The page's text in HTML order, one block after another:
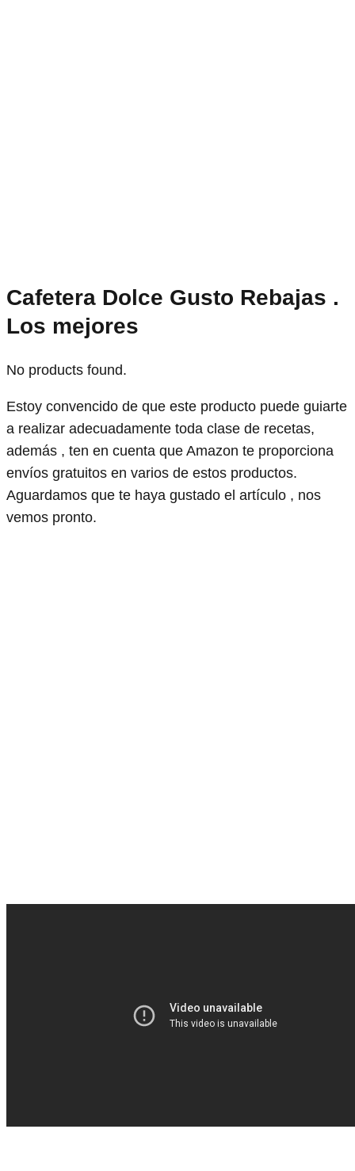
Cafetera Dolce Gusto Rebajas .
Los mejores
No products found.
Estoy convencido de que este producto puede guiarte
a realizar adecuadamente toda clase de recetas,
además , ten en cuenta que Amazon te proporciona
envíos gratuitos en varios de estos productos.
Aguardamos que te haya gustado el artículo , nos
vemos pronto.